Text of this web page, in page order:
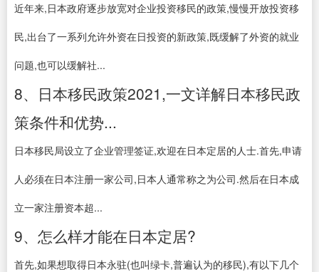
近年来,日本政府逐步放宽对企业投资移民的政策,慢慢开放投资移
民,出台了一系列允许外资在日投资的新政策,既缓解了外资的就业
问题,也可以缓解社...
8、日本移民政策2021,一文详解日本移民政
策条件和优势...
日本移民局设立了企业管理签证,欢迎在日本定居的人士.首先,申请
人必须在日本注册一家公司,日本人通常称之为公司.然后在日本成
立一家注册资本超...
9、怎么样才能在日本定居?
首先,如果想取得日本永驻(也叫绿卡,普遍认为的移民),有以下几个